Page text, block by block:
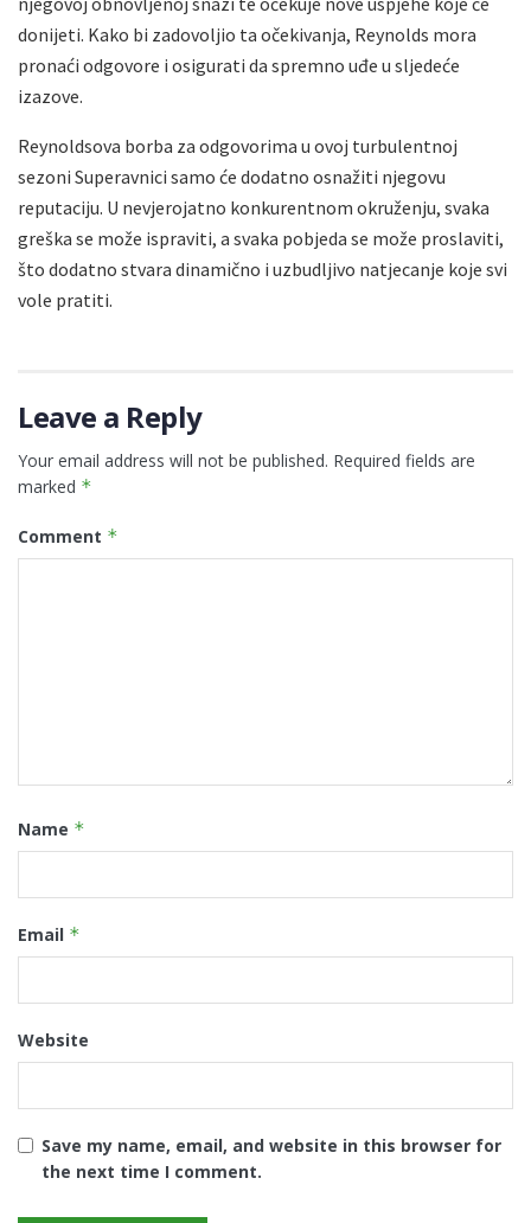
donijeti. Kako bi zadovoljio ta očekivanja, Reynolds mora
pronaći odgovore i osigurati da spremno uđe u sljedeće
izazove.
Reynoldsova borba za odgovorima u ovoj turbulentnoj
sezoni Superavnici samo će dodatno osnažiti njegovu
reputaciju. U nevjerojatno konkurentnom okruženju, svaka
greška se može ispraviti, a svaka pobjeda se može proslaviti,
što dodatno stvara dinamično i uzbudljivo natjecanje koje svi
vole pratiti.
Leave a Reply
Your email address will not be published. Required fields are
marked *
Comment *
Name *
Email *
Website
Save my name, email, and website in this browser for
the next time I comment.